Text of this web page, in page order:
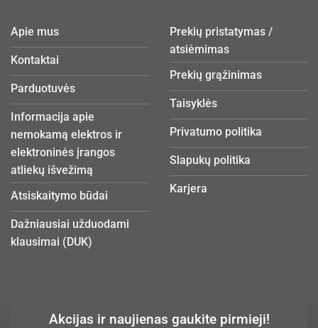
Apie mus
Kontaktai
Parduotuvės
Informacija apie
nemokamą elektros ir
elektroninės įrangos
atliekų išvežimą
Atsiskaitymo būdai
Dažniausiai užduodami
klausimai (DUK)
Prekių pristatymas /
atsiėmimas
Prekių grąžinimas
Taisyklės
Privatumo politika
Slapukų politika
Karjera
Akcijas ir naujienas gaukite pirmieji!